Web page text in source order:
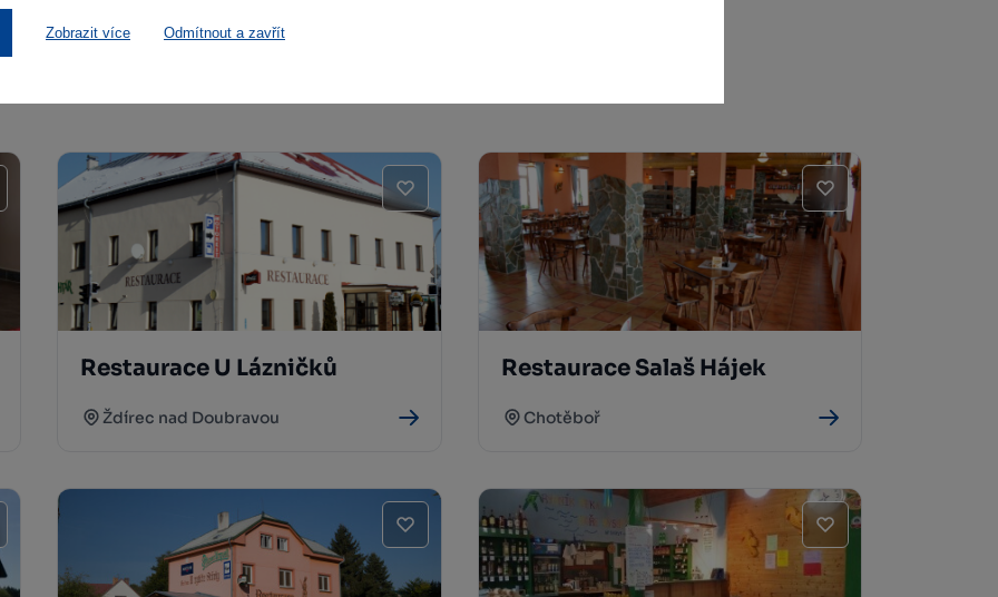
Zobrazit více Odmítnout a zavřít
Restaurace U Lázničků
Ždírec nad Doubravou
Restaurace Salaš Hájek
Chotěboř